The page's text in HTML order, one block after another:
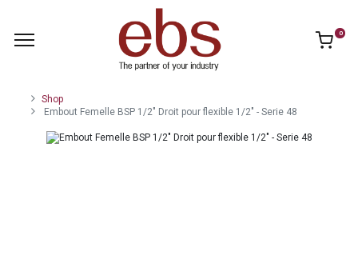
0
Shop
Embout Femelle BSP 1/2" Droit pour flexible 1/2" - Serie 48